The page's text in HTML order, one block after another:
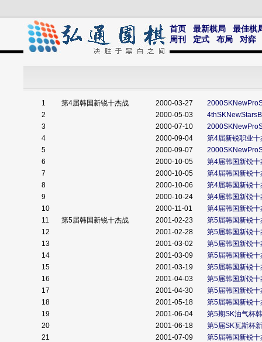
首页 最新棋局
最佳棋
周刊
定式 布局 对弈
1 第4届韩国新锐十杰战 2000-03-27
2
2000-05-03
3
2000-07-10
4
2000-09-04
第4届新锐职业
5
2000-09-07
6
2000-10-05
第4届韩国新锐
7
2000-10-05
第4届韩国新锐
8
2000-10-06
第4届韩国新锐
9
2000-10-24
第4届韩国新锐
10
2000-11-01
第4届韩国新锐
11
第5届韩国新锐十杰战 2001-02-23
第5届韩国新锐十
12
2001-02-28
第5届韩国新锐十
13
2001-03-02
第5届韩国新锐十
14
2001-03-09
第5届韩国新锐十
15
2001-03-19
第5届韩国新锐十
16
2001-04-03
第5届韩国新锐十
17
2001-04-30
第5届韩国新锐十
18
2001-05-18
第5届韩国新锐十
19
2001-06-04
第5期SK油气杯
20
2001-06-18
第5届SK瓦斯杯
21
2001-07-09
第5届韩国新锐十